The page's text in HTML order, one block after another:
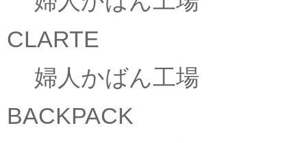
CLARTE
婦人かばん工場
BACKPACK